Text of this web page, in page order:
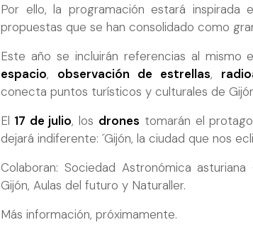
Por ello, la programación estará inspirada
propuestas que se han consolidado como
Este año se incluirán referencias al mismo
espacio, observación de estrellas,
conecta puntos turísticos y culturales de
El 17 de julio, los drones tomarán el
dejará indiferente: ´Gijón, la ciudad que nos
Colaboran: Sociedad Astronómica
Gijón, Aulas del futuro y Naturaller.
Más información, próximamente.